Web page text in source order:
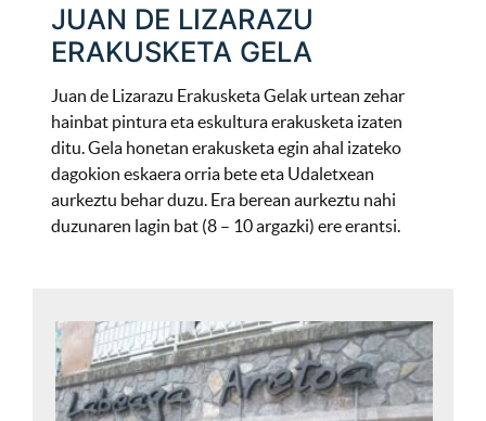
JUAN DE LIZARAZU
ERAKUSKETA GELA
Juan de Lizarazu Erakusketa Gelak urtean zehar
hainbat pintura eta eskultura erakusketa izaten
ditu. Gela honetan erakusketa egin ahal izateko
dagokion eskaera orria bete eta Udaletxean
aurkeztu behar duzu. Era berean aurkeztu nahi
duzunaren lagin bat (8 – 10 argazki) ere erantsi.